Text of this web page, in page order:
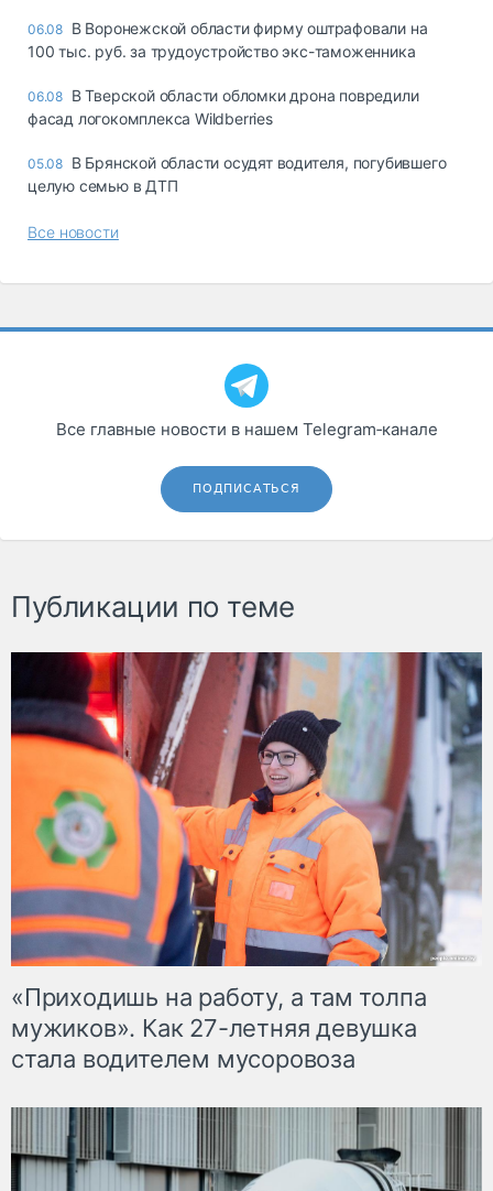
06.08 В Воронежской области фирму оштрафовали на
100 тыс. руб. за трудоустройство экс-таможенника
06.08 В Тверской области обломки дрона повредили
фасад логокомплекса Wildberries
05.08 В Брянской области осудят водителя, погубившего
целую семью в ДТП
Все новости
Все главные новости в нашем Telegram‑канале
ПОДПИСАТЬСЯ
Публикации по теме
«Приходишь на работу, а там толпа
мужиков». Как 27-летняя девушка
стала водителем мусоровоза